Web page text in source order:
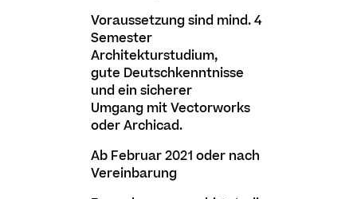
Voraussetzung sind mind. 4
Semester
Architekturstudium,
gute Deutschkenntnisse
und ein sicherer
Umgang mit Vectorworks
oder Archicad.
Ab Februar 2021 oder nach
Vereinbarung